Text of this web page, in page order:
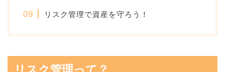
リスク管理で資産を守ろう！